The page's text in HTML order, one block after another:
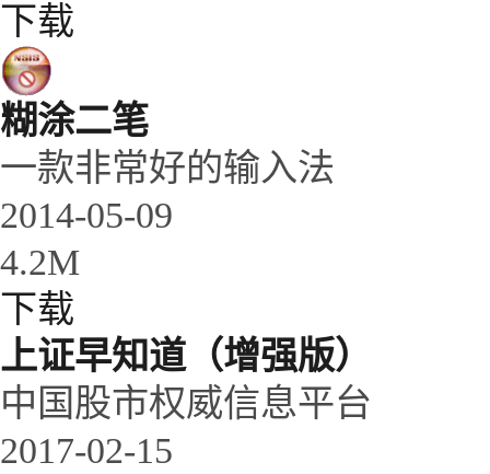
下载
糊涂二笔
一款非常好的输入法
2014-05-09
4.2M
下载
上证早知道（增强版）
中国股市权威信息平台
2017-02-15